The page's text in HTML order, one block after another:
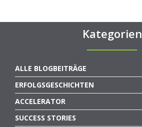
Kategorien
ALLE BLOGBEITRÄGE
ERFOLGSGESCHICHTEN
ACCELERATOR
SUCCESS STORIES